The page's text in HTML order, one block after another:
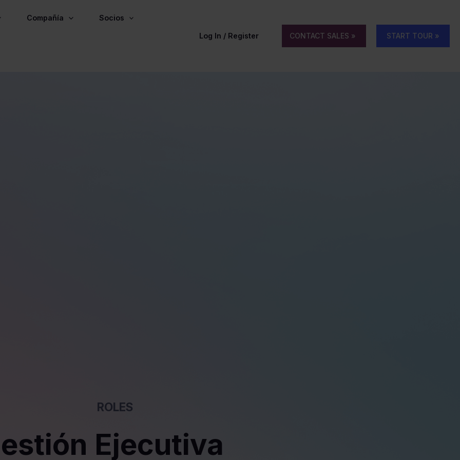
Compañía Socios
Log In / Register CONTACT SALES » START TOUR »
ROLES
Ejecutiva